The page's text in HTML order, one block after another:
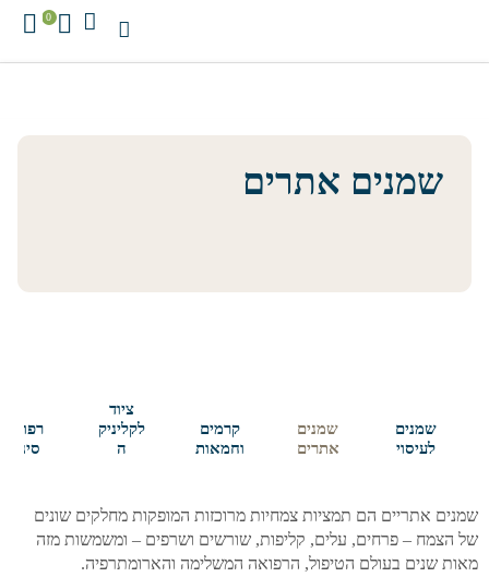
0
שמנים אתרים
שמנים
לעיסוי
שמנים
אתרים
קרמים
וחמאות
ציוד
לקליניק
ה
רפואה
סינית
שמנים אתריים הם תמציות צמחיות מרוכזות המופקות מחלקים שונים
של הצמח – פרחים, עלים, קליפות, שורשים ושרפים – ומשמשות מזה
מאות שנים בעולם הטיפול, הרפואה המשלימה והארומתרפיה.